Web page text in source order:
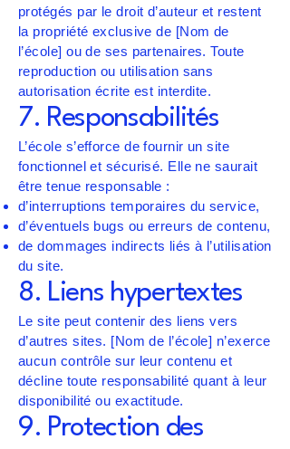
protégés par le droit d’auteur et restent
la propriété exclusive de [Nom de
l’école] ou de ses partenaires. Toute
reproduction ou utilisation sans
autorisation écrite est interdite.
7. Responsabilités
L’école s’efforce de fournir un site
fonctionnel et sécurisé. Elle ne saurait
être tenue responsable :
d’interruptions temporaires du service,
d’éventuels bugs ou erreurs de contenu,
de dommages indirects liés à l’utilisation
du site.
8. Liens hypertextes
Le site peut contenir des liens vers
d’autres sites. [Nom de l’école] n’exerce
aucun contrôle sur leur contenu et
décline toute responsabilité quant à leur
disponibilité ou exactitude.
9. Protection des